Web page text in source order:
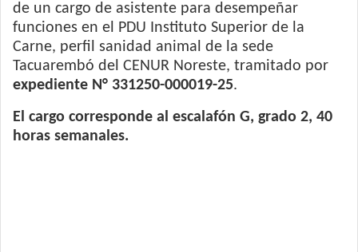
de un cargo de asistente para desempeñar
funciones en el PDU Instituto Superior de la
Carne, perfil sanidad animal de la sede
Tacuarembó del CENUR Noreste, tramitado por
expediente N° 331250-000019-25.
El cargo corresponde al escalafón G, grado 2, 40
horas semanales.